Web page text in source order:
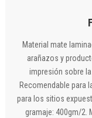
Material mate
arañazos y
impresión sobre
Recomendable para
para los sitios
gramaje: 400gm/2.